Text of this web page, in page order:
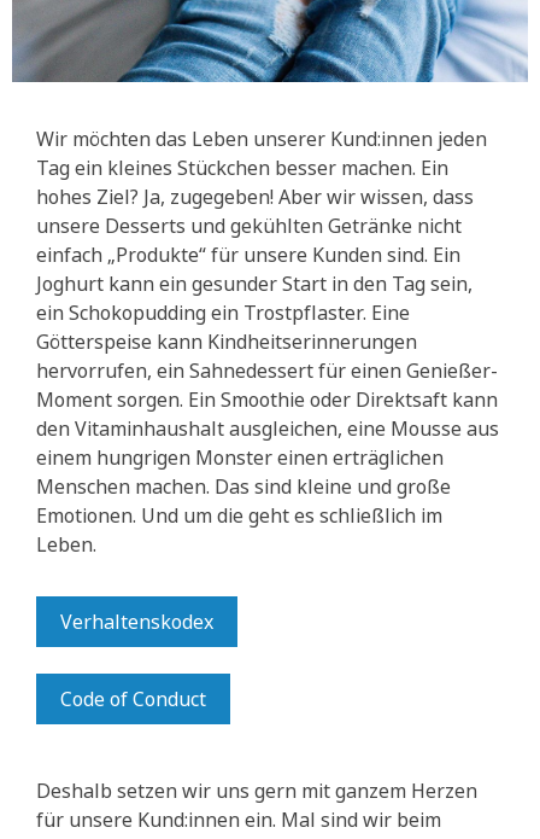
Wir möchten das Leben unserer Kund:innen jeden
Tag ein kleines Stückchen besser machen. Ein
hohes Ziel? Ja, zugegeben! Aber wir wissen, dass
unsere Desserts und gekühlten Getränke nicht
einfach „Produkte“ für unsere Kunden sind. Ein
Joghurt kann ein gesunder Start in den Tag sein,
ein Schokopudding ein Trostpflaster. Eine
Götterspeise kann Kindheitserinnerungen
hervorrufen, ein Sahnedessert für einen Genießer-
Moment sorgen. Ein Smoothie oder Direktsaft kann
den Vitaminhaushalt ausgleichen, eine Mousse aus
einem hungrigen Monster einen erträglichen
Menschen machen. Das sind kleine und große
Emotionen. Und um die geht es schließlich im
Leben.
Verhaltenskodex
Code of Conduct
Deshalb setzen wir uns gern mit ganzem Herzen
für unsere Kund:innen ein. Mal sind wir beim